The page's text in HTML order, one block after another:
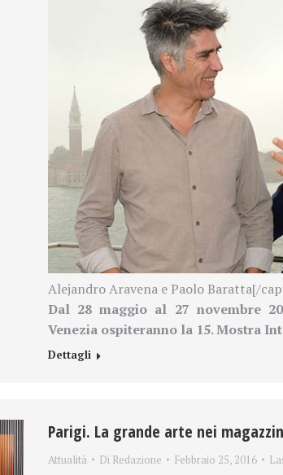
Alejandro Aravena e Paolo Baratta[/
Dal 28 maggio al 27 novembre
Venezia ospiteranno la 15. Mostra
Dettagli
Parigi. La grande arte nei
Attualità Di Redazione Febbraio 25, 2016